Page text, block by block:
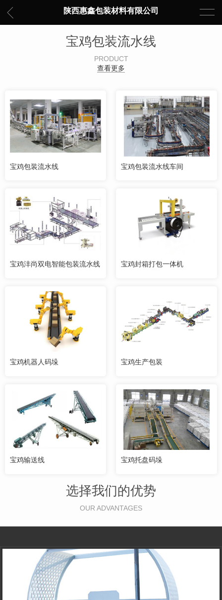
陕西惠鑫包装材料有限公司
宝鸡包装流水线
PRODUCT
查看更多
宝鸡包装流水线 宝鸡包装流水线车间
宝鸡沣尚双电智能包装流水线 宝鸡封箱打包一体机
宝鸡机器人码垛 宝鸡生产包装
宝鸡输送线 宝鸡托盘码垛
选择我们的优势
OUR ADVANTAGES